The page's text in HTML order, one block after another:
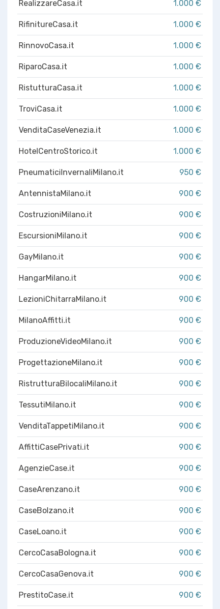
RealizzareCasa.it 1.000 €
RifinitureCasa.it 1.000 €
RinnovoCasa.it 1.000 €
RiparoCasa.it 1.000 €
RistutturaCasa.it 1.000 €
TroviCasa.it 1.000 €
VenditaCaseVenezia.it 1.000 €
HotelCentroStorico.it 1.000 €
PneumaticiInvernaliMilano.it 950 €
AntennistaMilano.it 900 €
CostruzioniMilano.it 900 €
EscursioniMilano.it 900 €
GayMilano.it 900 €
HangarMilano.it 900 €
LezioniChitarraMilano.it 900 €
MilanoAffitti.it 900 €
ProduzioneVideoMilano.it 900 €
ProgettazioneMilano.it 900 €
RistrutturaBilocaliMilano.it 900 €
TessutiMilano.it 900 €
VenditaTappetiMilano.it 900 €
AffittiCasePrivati.it 900 €
AgenzieCase.it 900 €
CaseArenzano.it 900 €
CaseBolzano.it 900 €
CaseLoano.it 900 €
CercoCasaBologna.it 900 €
CercoCasaGenova.it 900 €
PrestitoCase.it 900 €